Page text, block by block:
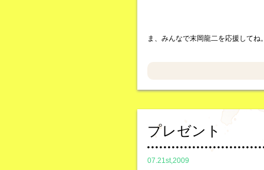
ま、みんなで末岡龍二を応援してね
プレゼント
07.21st,2009